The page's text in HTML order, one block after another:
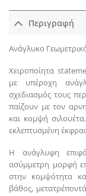
Περιγραφή
Ανάγλυκο
Χειροποίητα
με υπέροχη
σχεδιασμός τους
παίζουν με τον
και κομψή
εκλεπτυσμένη
Η ανάγλυφη
ασύμμετρη μορφή
στην κομψότητα
βάθος,